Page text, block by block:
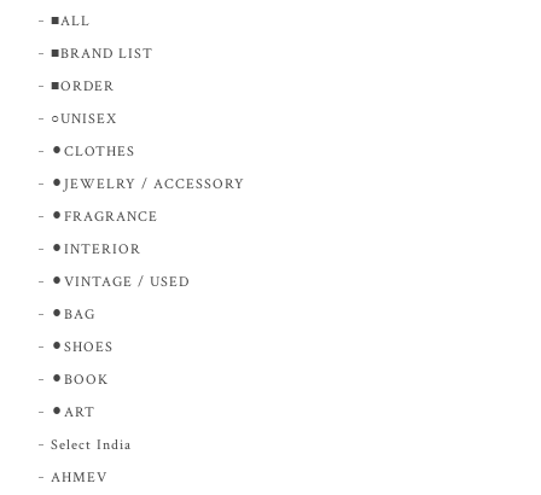
■ALL
■BRAND LIST
■ORDER
○UNISEX
⚫︎CLOTHES
⚫︎JEWELRY / ACCESSORY
⚫︎FRAGRANCE
⚫︎INTERIOR
⚫︎VINTAGE / USED
⚫︎BAG
⚫︎SHOES
⚫︎BOOK
⚫︎ART
Select India
AHMEV